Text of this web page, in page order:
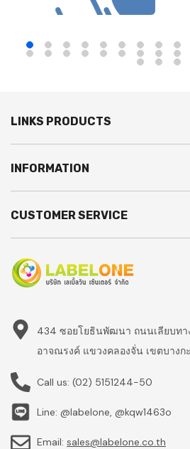
LINKS PRODUCTS
INFORMATION
CUSTOMER SERVICE
434 ซอยโยธินพัฒนา ถนนเลียบท
อาจณรงค์ แขวงคลองจั่น เขตบางก
Call us: (02) 5151244-50
Line: @labelone, @kqw1463o
Email: sales@labelone.co.th